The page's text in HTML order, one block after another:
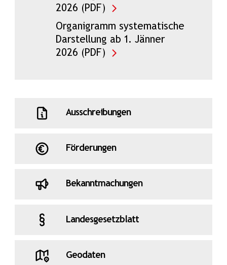
2026 (PDF)
Organigramm systematische
Darstellung ab 1. Jänner
2026 (PDF)
Ausschreibungen
Förderungen
Bekanntmachungen
Landesgesetzblatt
Geodaten